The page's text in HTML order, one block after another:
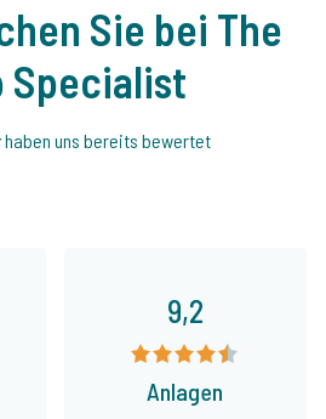
Sie bei The
Specialist
haben uns bereits bewertet
9,2
Anlagen